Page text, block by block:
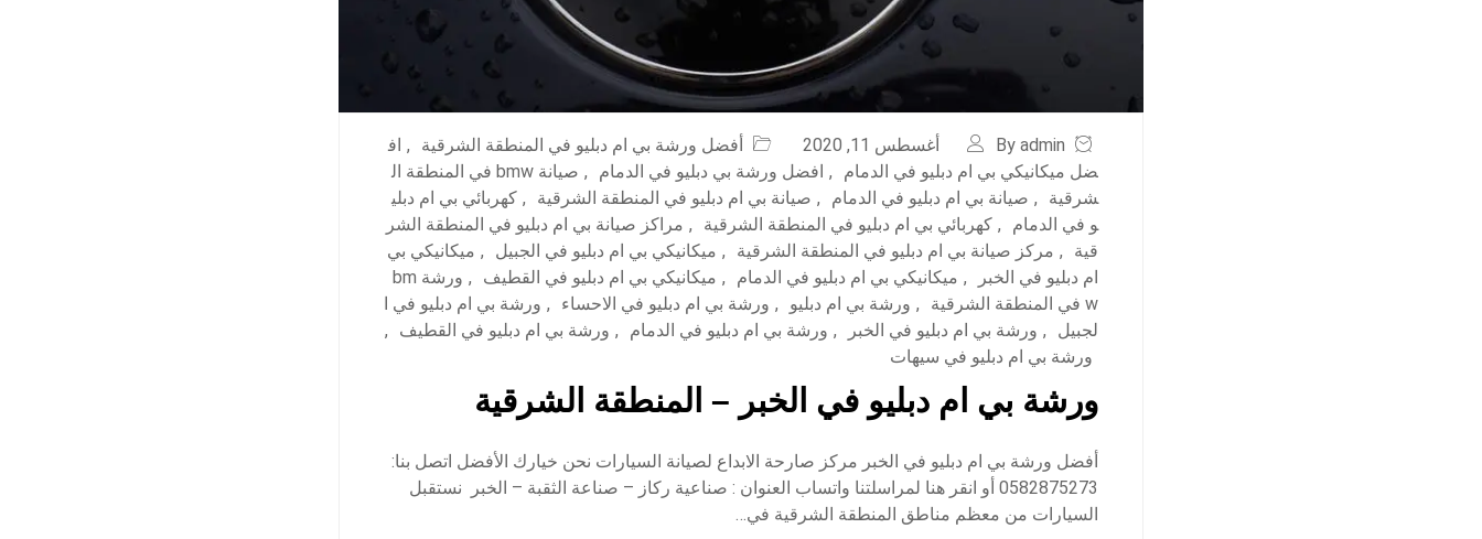
By admin أغسطس 11, 2020 أفضل ورشة بي ام دبليو في المنطقة الشرقية , اف
ضل ميكانيكي بي ام دبليو في الدمام
, افضل ورشة بي دبليو في الدمام ,
صيانة bmw في المنطقة ال
شرقية
, صيانة بي ام دبليو في الدمام , صيانة بي ام دبليو في المنطقة الشرقية , كهربائي بي ام دبلي
و في الدمام
, كهربائي بي ام دبليو في المنطقة الشرقية , مراكز صيانة بي ام دبليو في المنطقة الشر
قية
, مركز صيانة بي ام دبليو في المنطقة الشرقية , ميكانيكي بي ام دبليو في الجبيل , ميكانيكي بي
ام دبليو في الخبر
, ميكانيكي بي ام دبليو في الدمام , ميكانيكي بي ام دبليو في القطيف ,
ورشة bm
w في المنطقة الشرقية
, ورشة بي ام دبليو , ورشة بي ام دبليو في الاحساء , ورشة بي ام دبليو في ا
لجبيل
, ورشة بي ام دبليو في الخبر , ورشة بي ام دبليو في الدمام , ورشة بي ام دبليو في القطيف
,
ورشة بي ام دبليو في سيهات
ورشة بي ام دبليو في الخبر – المنطقة الشرقية
أفضل ورشة بي ام دبليو في الخبر مركز صارحة الابداع لصيانة السيارات نحن خيارك الأفضل اتصل بنا:
0582875273 أو انقر هنا لمراسلتنا واتساب العنوان : صناعية ركاز – صناعة الثقبة – الخبر نستقبل
السيارات من معظم مناطق المنطقة الشرقية في…